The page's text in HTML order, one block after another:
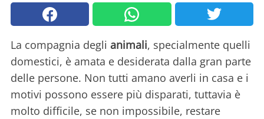
La compagnia degli animali, specialmente quelli
domestici, è amata e desiderata dalla gran parte
delle persone. Non tutti amano averli in casa e i
motivi possono essere più disparati, tuttavia è
molto difficile, se non impossibile, restare